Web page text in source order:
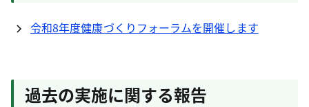
令和8年度健康づくりフォーラムを開催します
過去の実施に関する報告